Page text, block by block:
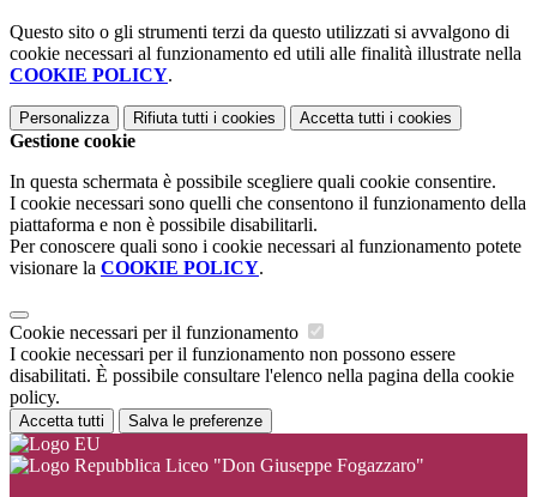
Questo sito o gli strumenti terzi da questo utilizzati si avvalgono di
cookie necessari al funzionamento ed utili alle finalità illustrate nella
COOKIE POLICY.
Personalizza Rifiuta tutti i cookies Accetta tutti i cookies
Gestione cookie
In questa schermata è possibile scegliere quali cookie consentire.
I cookie necessari sono quelli che consentono il funzionamento della
piattaforma e non è possibile disabilitarli.
Per conoscere quali sono i cookie necessari al funzionamento potete
visionare la COOKIE POLICY.
Cookie necessari per il funzionamento
I cookie necessari per il funzionamento non possono essere
disabilitati. È possibile consultare l'elenco nella pagina della cookie
policy.
Accetta tutti Salva le preferenze
Liceo "Don Giuseppe Fogazzaro"